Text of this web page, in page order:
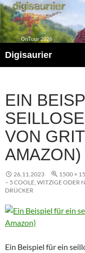
Zum
Inhalt
springen
Digisaurier
EIN
VON
AMAZON)
26.11.2023 1500 ×
– 5 COOLE, WITZIGE ODER
DRÜCKER
Ein Beispiel für ein